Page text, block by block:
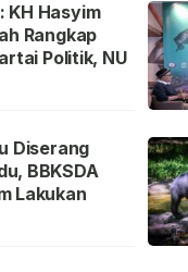
KH Hasyim
Rangkap
Politik, NU
Diserang
BBKSDA
Lakukan